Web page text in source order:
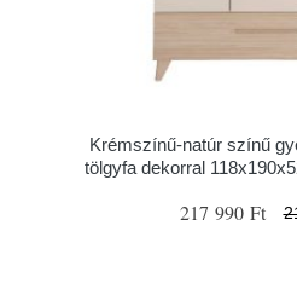
Krémszínű-natúr színű
tölgyfa dekorral
217 990 Ft